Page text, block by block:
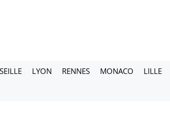
LYON RENNES MONACO LILLE